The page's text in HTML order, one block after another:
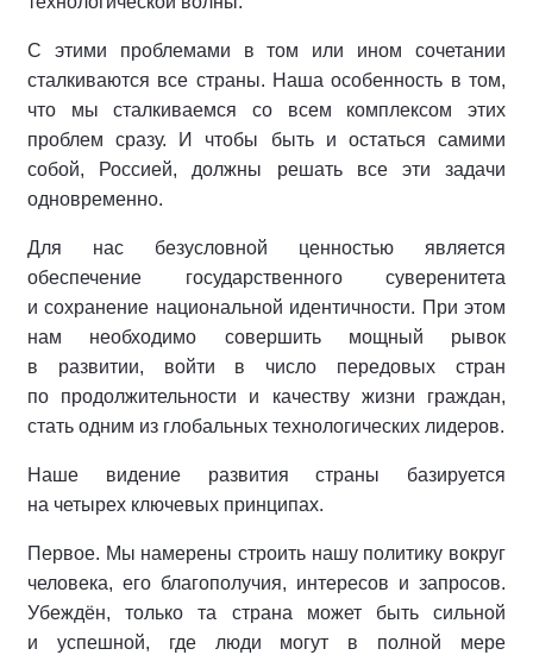
С этими проблемами в том или ином сочетании
сталкиваются все страны. Наша особенность в том,
что мы сталкиваемся со всем комплексом этих
проблем сразу. И чтобы быть и остаться самими
собой, Россией, должны решать все эти задачи
одновременно.
Для нас безусловной ценностью является
обеспечение государственного суверенитета
и сохранение национальной идентичности. При этом
нам необходимо совершить мощный рывок
в развитии, войти в число передовых стран
по продолжительности и качеству жизни граждан,
стать одним из глобальных технологических лидеров.
Наше видение развития страны базируется
на четырех ключевых принципах.
Первое. Мы намерены строить нашу политику вокруг
человека, его благополучия, интересов и запросов.
Убеждён, только та страна может быть сильной
и успешной, где люди могут в полной мере